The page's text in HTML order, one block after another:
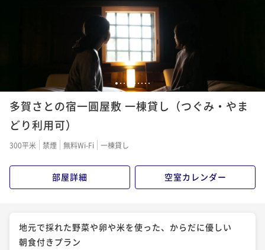
1 23 678 910
多賀さとの宿一圓屋敷 一棟貸し（つぐみ・やま
どり利用可）
300平米 禁煙 無料Wi-Fi 一棟貸し
部屋詳細 空室カレンダー
地元で採れた野菜や卵や米を使った、からだに優しい
朝食付きプラン